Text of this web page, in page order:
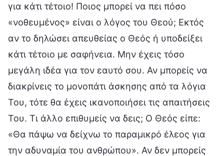
για κάτι τέτοιο! Ποιος μπορεί να πει πόσο
«νοθευμένος» είναι ο λόγος του Θεού; Εκτός
αν το δηλώσει απευθείας ο Θεός ή υποδείξει
κάτι τέτοιο με σαφήνεια. Μην έχεις τόσο
μεγάλη ιδέα για τον εαυτό σου. Αν μπορείς να
διακρίνεις το μονοπάτι άσκησης από τα λόγια
Του, τότε θα έχεις ικανοποιήσει τις απαιτήσεις
Του. Τι άλλο επιθυμείς να δεις; Ο Θεός είπε:
«Θα πάψω να δείχνω το παραμικρό έλεος για
την αδυναμία του ανθρώπου». Αν δεν μπορείς